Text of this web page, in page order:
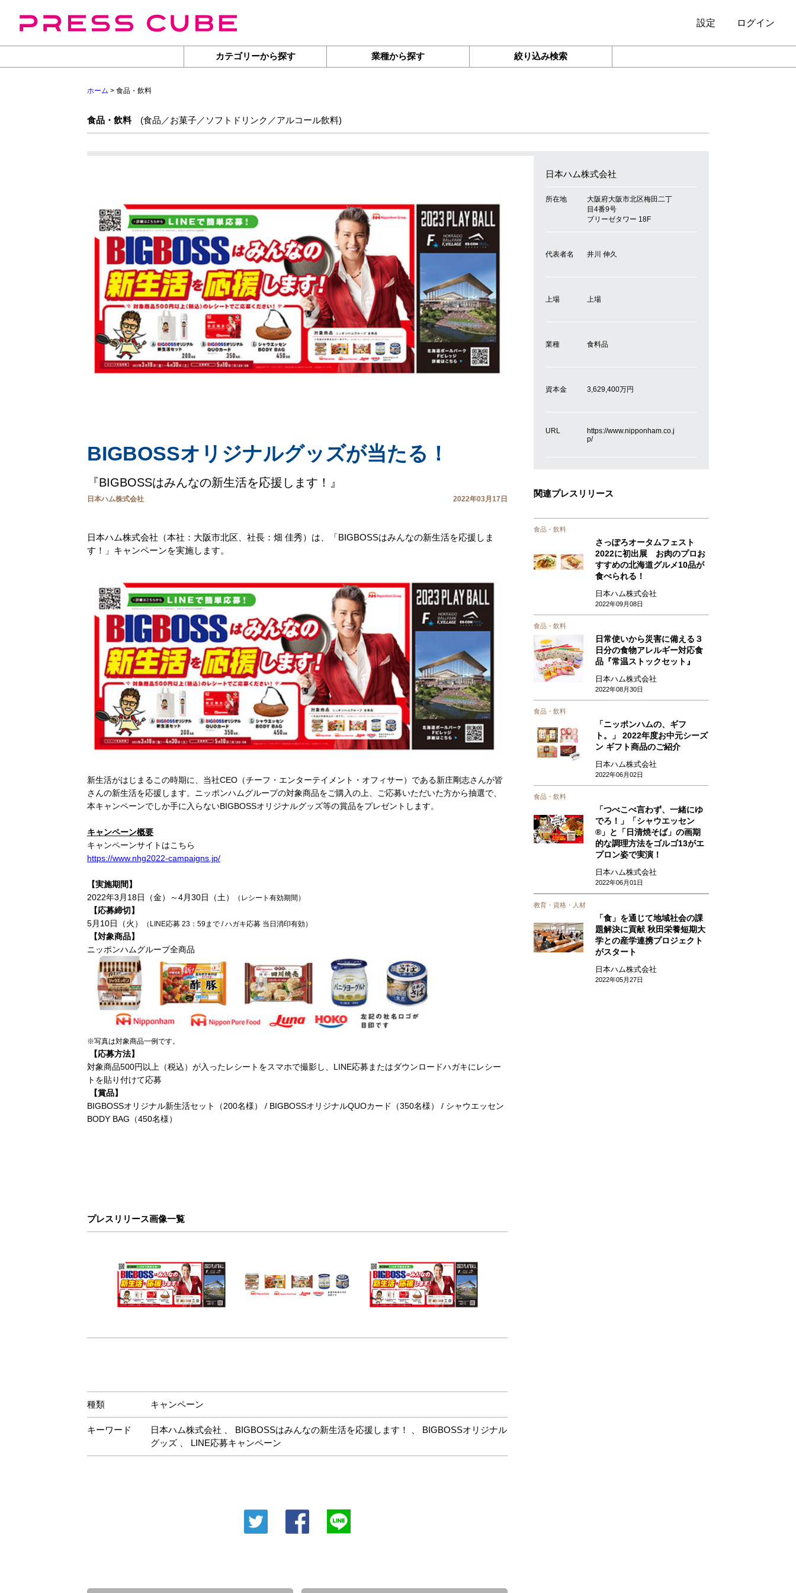
設定 ログイン
カテゴリーから探す 業種から探す 絞り込み検索
ホーム > 食品・飲料
食品・飲料 (食品／お菓子／ソフトドリンク／アルコール飲料)
BIGBOSSオリジナルグッズが当たる！
『BIGBOSSはみんなの新生活を応援します！』
日本ハム株式会社 2022年03月17日
日本ハム株式会社（本社：大阪市北区、社長：畑 佳秀）は、「BIGBOSSはみんなの新生活を応援しま
す！」キャンペーンを実施します。
新生活がはじまるこの時期に、当社CEO （チーフ・エンターテイメント・オフィサー）である新庄剛志さんが皆
さんの新生活を応援します。ニッポンハムグループの対象商品をご購入の上、ご応募いただいた方から抽選で、
本キャンペーンでしか手に入らないBIGBOSSオリジナルグッズ等の賞品をプレゼントします。
キャンペーン概要
キャンペーンサイトはこちら
https://www.nhg2022-campaigns.jp/
【実施期間】
2022年3 月 18日（金）～4月30日（土） （レシート有効期間）
【応募締切】
5月 10日（火） （ LINE応募 23 ： 59まで /ハガキ応募 当日消印有効）
【対象商品】
ニッポンハムグループ全商品
※写真は対象商品一例です。
【応募方法】
対象商品500円以上（税込）が入ったレシートをスマホで撮影し、 LINE応募またはダウンロードハガキにレシー
トを貼り付けて応募
【賞品】
BIGBOSSオリジナル新生活セット（200名様） / BIGBOSSオリジナルQUOカード（350名様） / シャウエッセン
BODY BAG （450名様）
プレスリリース画像一覧
種類 キャンペーン
キーワード 日本ハム株式会社 BIGBOSSはみんなの新生活を応援します！
BIGBOSSオリジナル
グッズ、 LINE応募キャンペーン
日本ハム株式会社
所在地
大阪府大阪市北区梅田二丁
目4番9号
ブリーゼタワー 18F
代表者名 井川 伸久
上場 上場
業種 食料品
資本金 3,629,400万円
URL
https://www.nipponham.co.j
p/
関連プレスリリース
食品・飲料
さっぽろオータムフェスト
2022に初出展 お肉のプロお
すすめの北海道グルメ10品が
食べられる！
日本ハム株式会社
2022年09月08日
食品・飲料
日常使いから災害に備える３
日分の食物アレルギー対応食
品『常温ストックセット』
日本ハム株式会社
2022年08月30日
食品・飲料
「ニッポンハムの、ギフ
ト。」 2022年度お中元シーズ
ン ギフト商品のご紹介
日本ハム株式会社
2022年06月02日
食品・飲料
「つべこべ言わず、一緒にゆ
でろ！」「シャウエッセン
®」と「日清焼そば」の画期
的な調理方法をゴルゴ13がエ
プロン姿で実演！
日本ハム株式会社
2022年06月01日
教育・資格・人材
「食」を通じて地域社会の課
題解決に貢献 秋田栄養短期大
学との産学連携プロジェクト
がスタート
日本ハム株式会社
2022年05月27日